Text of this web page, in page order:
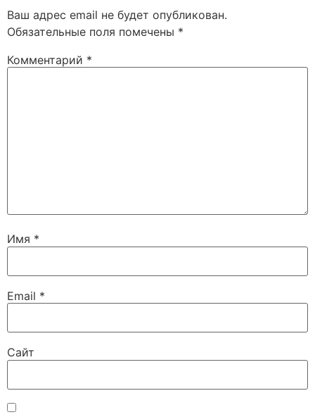
Ваш адрес email не будет опубликован.
Обязательные поля помечены *
Комментарий *
Имя *
Email *
Сайт